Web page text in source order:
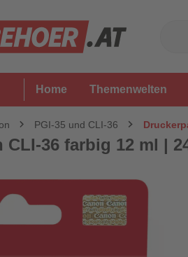
Home Themenwelten
PGI-35 und CLI-36
36 farbig 12 ml |